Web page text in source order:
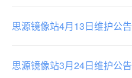
思源镜像站4月13日维护公告
思源镜像站3月24日维护公告